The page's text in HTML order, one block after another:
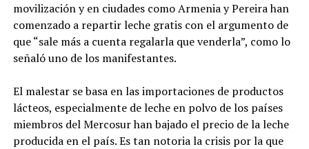
movilización y en ciudades como Armenia y Pereira han
comenzado a repartir leche gratis con el argumento de
que “sale más a cuenta regalarla que venderla”, como lo
señaló uno de los manifestantes.
El malestar se basa en las importaciones de productos
lácteos, especialmente de leche en polvo de los países
miembros del Mercosur han bajado el precio de la leche
producida en el país. Es tan notoria la crisis por la que